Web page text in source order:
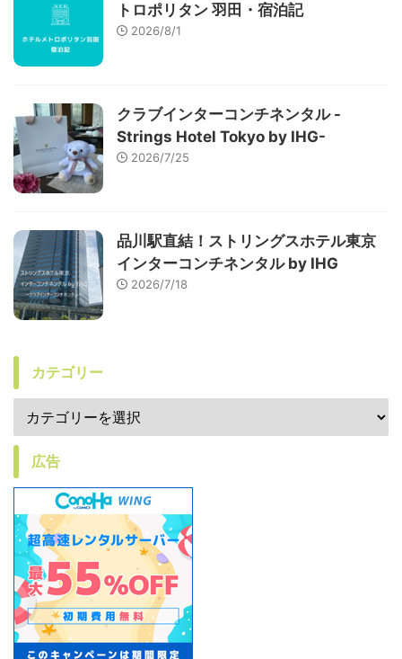
トロポリタン 羽田・宿泊記
2026/8/1
クラブインターコンチネンタル -
Strings Hotel Tokyo by IHG-
2026/7/25
品川駅直結！ストリングスホテル東京
インターコンチネンタル by IHG
2026/7/18
カテゴリー
広告